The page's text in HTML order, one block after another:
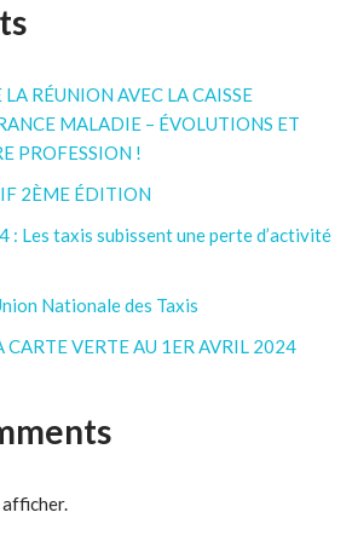
RÉUNION AVEC LA CAISSE
MALADIE – ÉVOLUTIONS ET
PROFESSION !
2ÈME ÉDITION
: Les taxis subissent une perte d’activité
Nationale des Taxis
CARTE VERTE AU 1ER AVRIL 2024
afficher.